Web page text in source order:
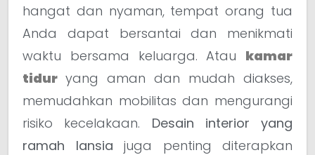
hangat dan nyaman, tempat orang tua
Anda dapat bersantai dan menikmati
waktu bersama keluarga. Atau kamar
tidur yang aman dan mudah diakses,
memudahkan mobilitas dan mengurangi
risiko kecelakaan. Desain interior yang
ramah lansia juga penting diterapkan